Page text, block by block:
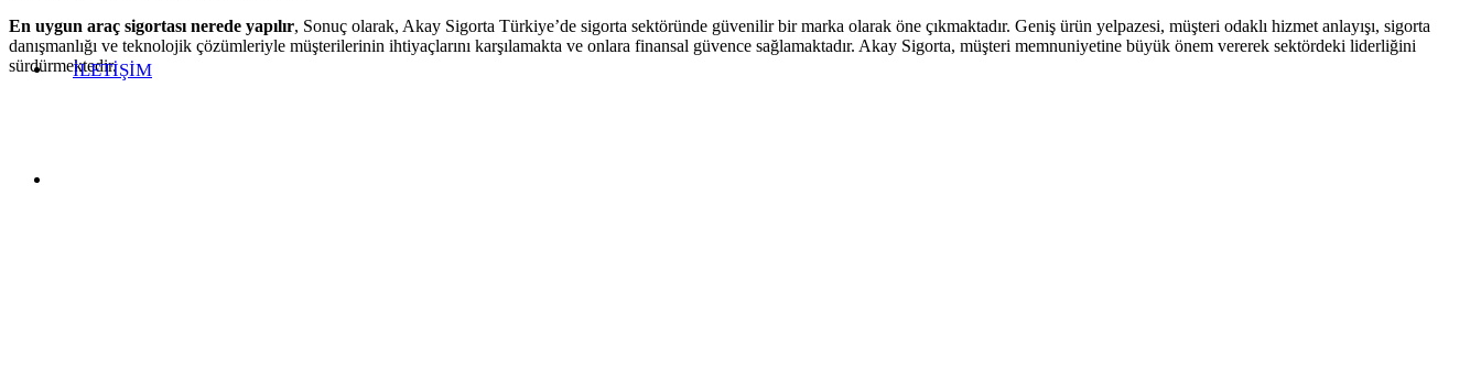
İLETİŞİM
En uygun araç sigortası nerede yapılır, Sonuç olarak, Akay Sigorta Türkiye’de sigorta sektöründe güvenilir bir marka olarak öne çıkmaktadır. Geniş ürün yelpazesi, müşteri odaklı hizmet anlayışı, sigorta
danışmanlığı ve teknolojik çözümleriyle müşterilerinin ihtiyaçlarını karşılamakta ve onlara finansal güvence sağlamaktadır. Akay Sigorta, müşteri memnuniyetine büyük önem vererek sektördeki liderliğini
sürdürmektedir.